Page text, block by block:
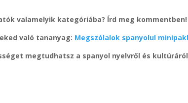
valamelyik kategóriába? Írd meg kommentben!
való tananyag: Megszólalok spanyolul
megtudhatsz a spanyol nyelvről és